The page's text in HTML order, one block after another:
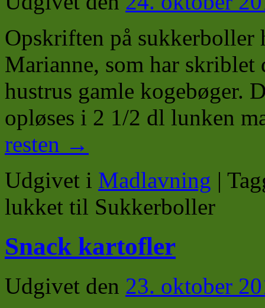
Opskriften på sukkerboller
Marianne, som har
hustrus gamle kogebøger.
opløses i 2 1/2 dl lunken
resten →
Udgivet i Madlavning |
lukket til Sukkerboller
Snack kartofler
Udgivet den 23. oktober